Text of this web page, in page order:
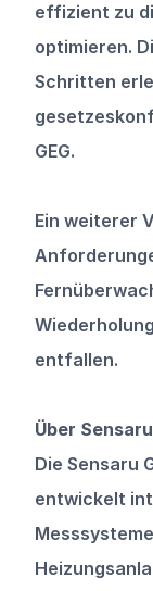
effizient zu
optimieren.
Schritten
GEG.
Ein weiterer
entfallen.
Über Sensaru
Die Sensaru
entwickelt